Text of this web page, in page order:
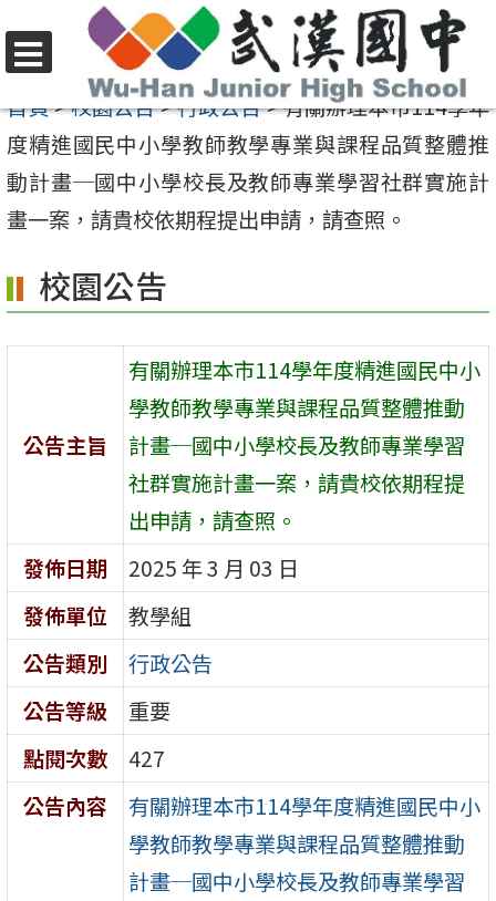
至
要
內
容
選
單
首頁>校園公告>行政公告>有關辦理本市114學年
度精進國民中小學教師教學專業與課程品質整體推
動計畫─國中小學校長及教師專業學習社群實施計
畫一案，請貴校依期程提出申請，請查照。
校園公告
公告主旨
有關辦理本市114學年度精進國民中小
學教師教學專業與課程品質整體推動
計畫─國中小學校長及教師專業學習
社群實施計畫一案，請貴校依期程提
出申請，請查照。
發佈日期
2025 年 3 月 03 日
發佈單位
教學組
公告類別
行政公告
公告等級
重要
點閱次數
427
公告內容
有關辦理本市114學年度精進國民中小
學教師教學專業與課程品質整體推動
計畫─國中小學校長及教師專業學習